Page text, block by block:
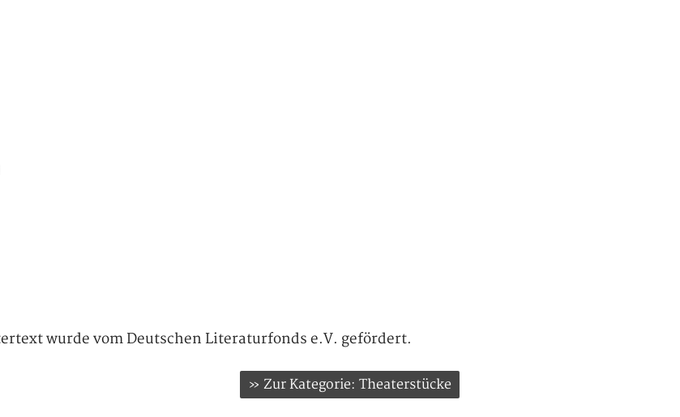
wurde vom Deutschen Literaturfonds e.V. gefördert.
» Zur Kategorie: Theaterstücke